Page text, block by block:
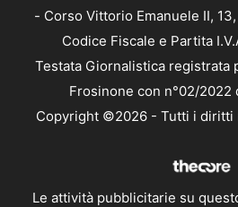
- Corso Vittorio Emanuele II,
Codice Fiscale e Partita
Testata Giornalistica registrata
Frosinone con n°02/
Copyright ©2026 - Tutti i diritti
Le attività pubblicitarie su